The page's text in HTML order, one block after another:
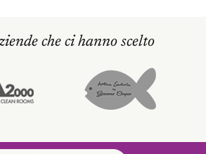
che ci hanno scelto